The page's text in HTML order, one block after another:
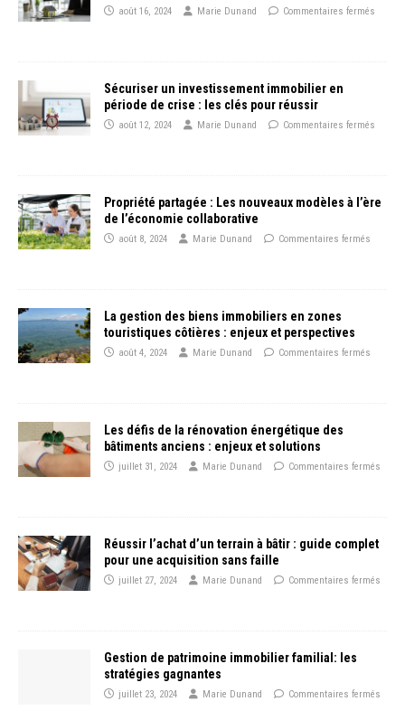
août 16, 2024 Marie Dunand Commentaires fermés
Sécuriser un investissement immobilier en
période de crise : les clés pour réussir
août 12, 2024 Marie Dunand Commentaires fermés
Propriété partagée : Les nouveaux modèles à l’ère
de l’économie collaborative
août 8, 2024 Marie Dunand Commentaires fermés
La gestion des biens immobiliers en zones
touristiques côtières : enjeux et perspectives
août 4, 2024 Marie Dunand Commentaires fermés
Les défis de la rénovation énergétique des
bâtiments anciens : enjeux et solutions
juillet 31, 2024 Marie Dunand Commentaires fermés
Réussir l’achat d’un terrain à bâtir : guide complet
pour une acquisition sans faille
juillet 27, 2024 Marie Dunand Commentaires fermés
Gestion de patrimoine immobilier familial: les
stratégies gagnantes
juillet 23, 2024 Marie Dunand Commentaires fermés